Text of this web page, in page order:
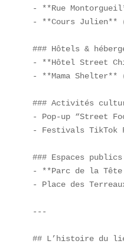
- **Rue
- **Cours Julien**
### Hôtels &
- **Hôtel Street
- **Mama
### Activités
- Pop-up “Street
- Festivals TikTok
### Espaces
- **Parc de la
- Place des
---
## L’histoire du